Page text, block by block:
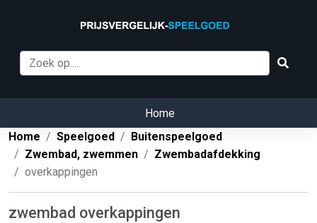
Home
Home
Speelgoed
Buitenspeelgoed
Zwembad, zwemmen
Zwembadafdekking
overkappingen
zwembad overkappingen